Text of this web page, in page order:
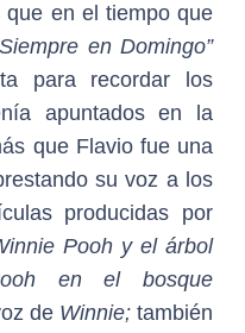
que en el tiempo que
en Domingo”
para recordar los
apuntados en la
que Flavio fue una
su voz a los
producidas por
Pooh y el árbol
en el bosque
de Winnie; también